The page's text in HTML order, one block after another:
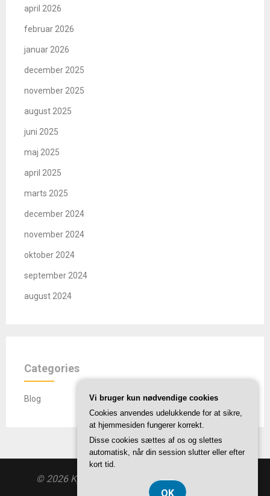
april 2026
februar 2026
januar 2026
december 2025
november 2025
august 2025
juni 2025
maj 2025
april 2025
marts 2025
december 2024
november 2024
oktober 2024
september 2024
august 2024
Categories
Blog
© 2026 Kyotaku.dk | Theme bySuperbThemes
Vi bruger kun nødvendige cookies
Cookies anvendes udelukkende for at sikre,
at hjemmesiden fungerer korrekt.
Disse cookies sættes af os og slettes
automatisk, når din session slutter eller efter
kort tid.
OK